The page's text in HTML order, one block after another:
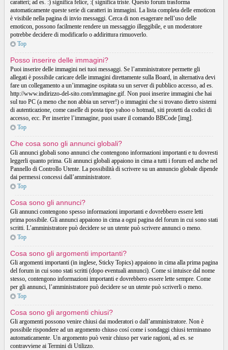
caratteri; ad es. :) significa felice, :( significa triste. Questo forum trasforma
automaticamente queste serie di caratteri in immagini. La lista completa delle emoticon
è visibile nella pagina di invio messaggi. Cerca di non esagerare nell’uso delle
emoticon, possono facilmente rendere un messaggio illeggibile, e un moderatore
potrebbe decidere di modificarlo o addirittura rimuoverlo.
Top
Posso inserire delle immagini?
Puoi inserire delle immagini nei tuoi messaggi. Se l’amministratore permette gli
allegati è possibile caricare delle immagini direttamente sulla Board, in alternativa devi
fare un collegamento a un’immagine ospitata su un server di pubblico accesso, ad es.
http://www.indirizzo-del-sito.com/immagine.gif. Non puoi inserire immagini che hai
sul tuo PC (a meno che non abbia un server!) o immagini che si trovano dietro sistemi
di autenticazione, come caselle di posta tipo yahoo o hotmail, siti protetti da codici di
accesso, ecc. Per inserire l’immagine, puoi usare il comando BBCode [img].
Top
Che cosa sono gli annunci globali?
Gli annunci globali sono annunci che contengono informazioni importanti e tu dovresti
leggerli quanto prima. Gli annunci globali appaiono in cima a tutti i forum ed anche nel
Pannello di Controllo Utente. La possibilità di scrivere su un annuncio globale dipende
dai permessi concessi dall’amministratore.
Top
Cosa sono gli annunci?
Gli annunci contengono spesso informazioni importanti e dovrebbero essere letti
prima possibile. Gli annunci appaiono in cima a ogni pagina del forum in cui sono stati
scritti. L’amministratore può decidere se un utente può scrivere annunci o meno.
Top
Cosa sono gli argomenti importanti?
Gli argomenti importanti (in inglese, Sticky Topics) appaiono in cima alla prima pagina
del forum in cui sono stati scritti (dopo eventuali annunci). Come si intuisce dal nome
stesso, contengono informazioni importanti e dovrebbero essere lette sempre. Come
per gli annunci, l’amministratore può decidere se un utente può scriverli o meno.
Top
Cosa sono gli argomenti chiusi?
Gli argomenti possono venire chiusi dai moderatori o dall’amministratore. Non è
possibile rispondere ad un argomento chiuso cosí come i sondaggi chiusi terminano
automaticamente. Un argomento può venir chiuso per varie ragioni, ad es. se
contravviene ai Termini di Utilizzo.